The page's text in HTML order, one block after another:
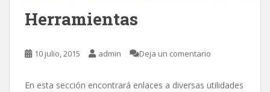
Herramientas
10 julio, 2015 admin Deja un comentario
En esta sección encontrará enlaces a diversas utilidades